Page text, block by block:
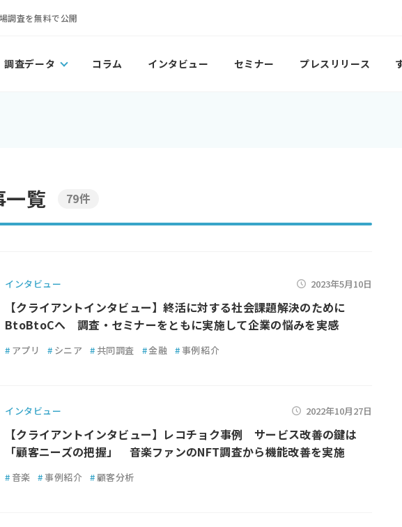
調査を無料で公開
調査データ コラム インタビュー セミナー プレスリリース
一覧 79件
インタビュー 2023年5月10日
【クライアントインタビュー】終活に対する社会課題解決のために
BtoBtoCへ 調査・セミナーをともに実施して企業の悩みを実感
# アプリ # シニア # 共同調査 #金融 # 事例紹介
インタビュー 2022年10月27日
【クライアントインタビュー】レコチョク事例 サービス改善の鍵は
「顧客ニーズの把握」 音楽ファンのNFT調査から機能改善を実施
# 音楽 # 事例紹介 #顧客分析